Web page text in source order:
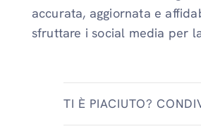
accurata, aggiornata e
sfruttare i social media per
TI È PIACIUTO?